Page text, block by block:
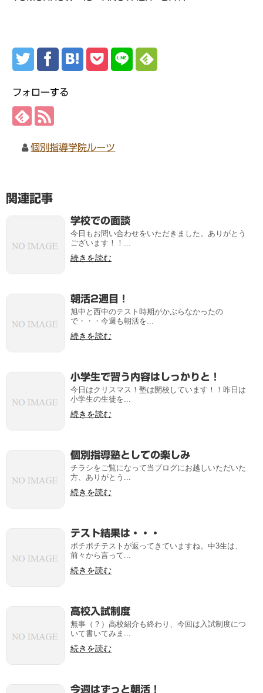
フォローする
個別指導学院ルーツ
関連記事
学校での面談
今日もお問い合わせをいただきました。ありがとう
ございます！！...
続きを読む
朝活2週目！
旭中と西中のテスト時期がかぶらなかったの
で・・・今週も朝活を...
続きを読む
小学生で習う内容はしっかりと！
今日はクリスマス！塾は開校しています！！昨日は
小学生の生徒を...
続きを読む
個別指導塾としての楽しみ
チラシをご覧になって当ブログにお越しいただいた
方、ありがとう...
続きを読む
テスト結果は・・・
ボチボチテストが返ってきていますね。中3生は、
前々から言って...
続きを読む
高校入試制度
無事（？）高校紹介も終わり、今回は入試制度につ
いて書いてみま...
続きを読む
今週はずっと朝活！